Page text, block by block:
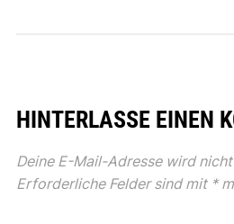
HINTERLASSE EINEN
Deine E-Mail-Adresse wird
Erforderliche Felder sind mit *